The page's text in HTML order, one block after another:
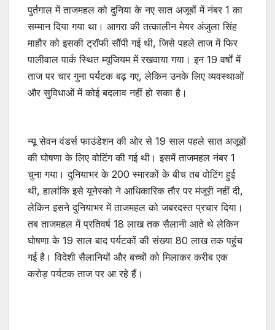
पुर्तगाल में ताजमहल को दुनिया के नए सात अजूबों में नंबर 1 का
सम्मान दिया गया था। आगरा की तत्कालीन मेयर अंजुला सिंह
माहौर को इसकी ट्रॉफी सौंपी गई थी, जिसे पहले ताज में फिर
पालीवाल पार्क स्थित म्यूजियम में रखवाया गया। इन 19 वर्षों में
ताज पर चार गुना पर्यटक बढ़ गए, लेकिन उनके लिए व्यवस्थाओं
और सुविधाओं में कोई बदलाव नहीं हो सका है।
न्यू सेवन वंडर्स फाउंडेशन की ओर से 19 साल पहले सात अजूबों
की घोषणा के लिए वोटिंग की गई थी। इसमें ताजमहल नंबर 1
चुना गया। दुनियाभर के 200 स्मारकों के बीच तब वोटिंग हुई
थी, हालांकि इसे यूनेस्को ने आधिकारिक तौर पर मंजूरी नहीं दी,
लेकिन इसने दुनियाभर में ताजमहल को जबरदस्त प्रचार दिया।
तब ताजमहल में प्रतिवर्ष 18 लाख तक सैलानी आते थे लेकिन
घोषणा के 19 साल बाद पर्यटकों की संख्या 80 लाख तक पहुंच
गई है। विदेशी सैलानियों और बच्चों को मिलाकर करीब एक
करोड़ पर्यटक ताज पर आ रहे हैं।